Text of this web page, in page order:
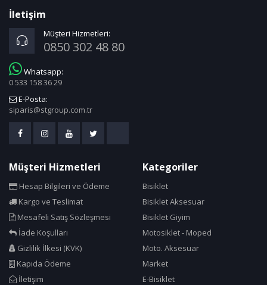
İletişim
Müşteri Hizmetleri:
0850 302 48 80
Whatsapp:
0 533 158 36 29
E-Posta:
siparis@stgroup.com.tr
Müşteri Hizmetleri
Hesap Bilgileri ve Ödeme
Kargo ve Teslimat
Mesafeli Satış Sözleşmesi
İade Koşulları
Gizlilik İlkesi (KVK)
Kapıda Ödeme
İletişim
Kategoriler
Bisiklet
Bisiklet Aksesuar
Bisiklet Giyim
Motosiklet - Moped
Moto. Aksesuar
Market
E-Bisiklet